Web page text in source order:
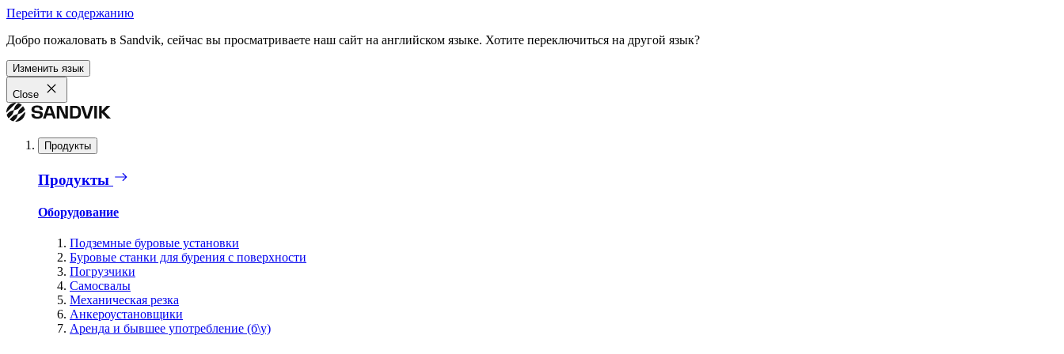
Перейти к содержанию
Добро пожаловать в Sandvik, сейчас вы просматриваете наш сайт на английском языке. Хотите переключиться на другой язык?
Изменить язык
Close
Продукты
Продукты
Оборудование
Подземные буровые установки
Буровые станки для бурения с поверхности
Погрузчики
Самосвалы
Механическая резка
Анкероустановщики
Аренда и бывшее употребление (б\у)